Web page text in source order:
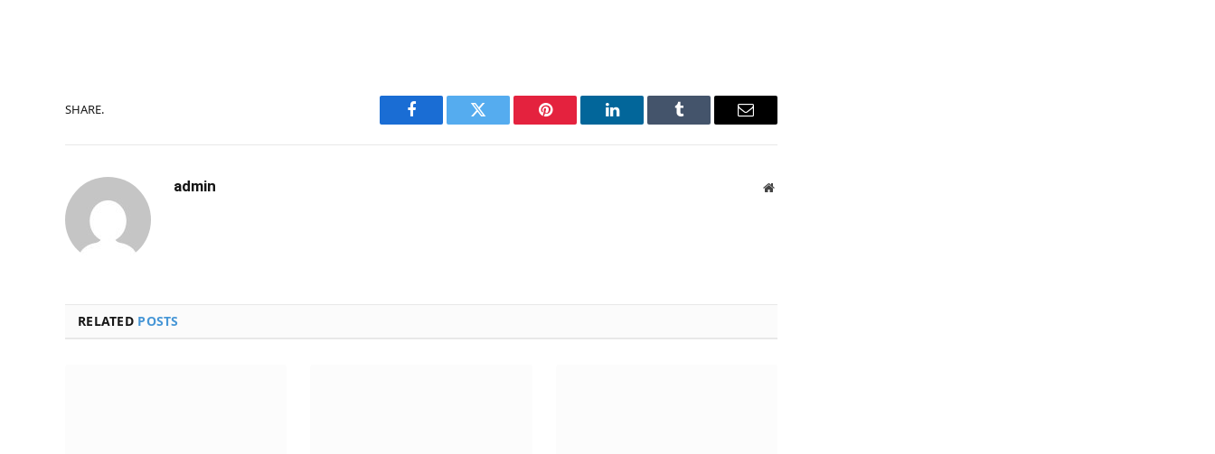
SHARE.
Facebook Twitter Pinterest LinkedIn Tumblr Email
admin Website
RELATED POSTS